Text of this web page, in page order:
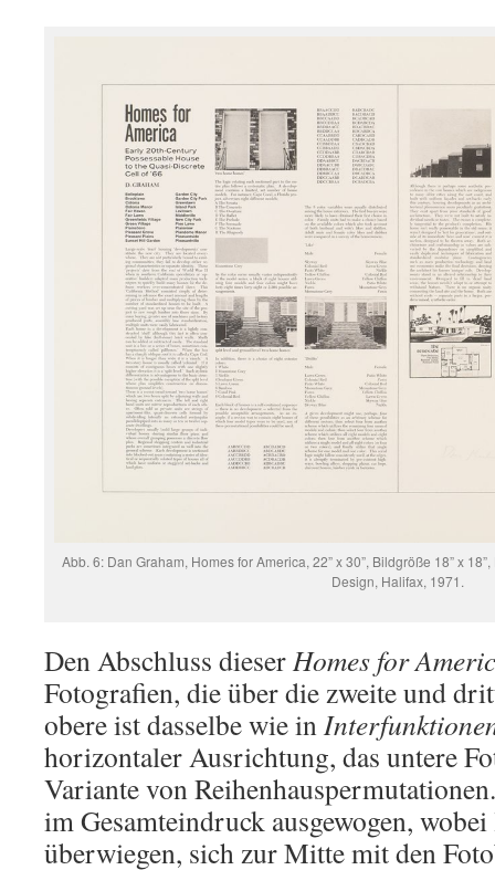
Abb. 6: Dan Graham, Homes for America, 22” x 30”, Bildgröße 18” x
Design, Halifax, 1971.
Den Abschluss dieserHomes for
Fotografien, die über die zweite und
obere ist dasselbe wie in
horizontaler Ausrichtung, das untere
Variante von
im Gesamteindruck ausgewogen,
überwiegen, sich zur Mitte mit den